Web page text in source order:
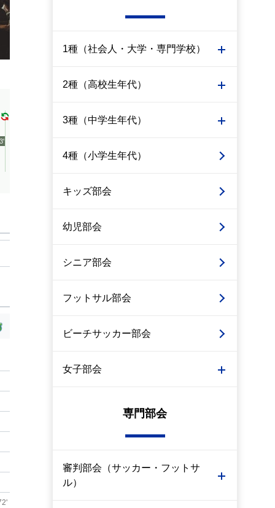
1種（社会人・大学・専門学校）
2種（高校生年代）
3種（中学生年代）
4種（小学生年代）
キッズ部会
幼児部会
シニア部会
フットサル部会
ビーチサッカー部会
女子部会
専門部会
審判部会（サッカー・フットサ
ル）